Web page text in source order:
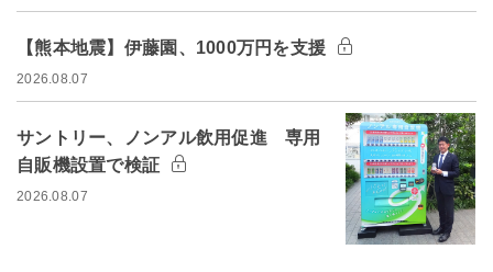
【熊本地震】伊藤園、1000万円を支援
2026.08.07
サントリー、ノンアル飲用促進 専用
自販機設置で検証
2026.08.07